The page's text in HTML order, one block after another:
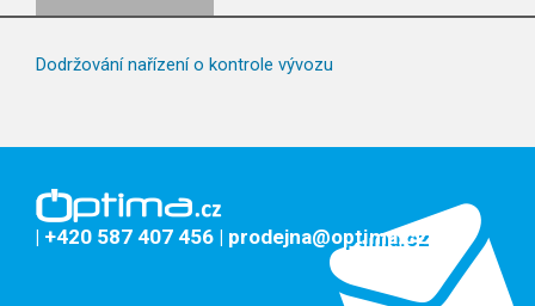
Dodržování nařízení o kontrole vývozu
| +420 587 407 456 | prodejna@optima.cz